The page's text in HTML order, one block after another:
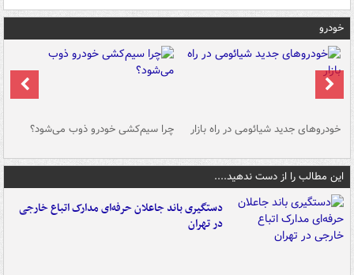
خودرو
خودروهای جدید شیائومی در راه بازار چرا سیم‌کشی خودرو ذوب می‌شود؟
این مطالب را از دست ندهید....
دستگیری باند جاعلان حرفه‌ای مدارک اتباع خارجی
در تهران